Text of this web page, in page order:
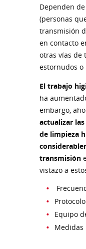
Dependen
(personas
transmisión
en contacto
otras vías de
estornudos o
El trabajo
ha
embargo,
actualizar
de limpieza
transmisión
vistazo a
Equipo
Medidas